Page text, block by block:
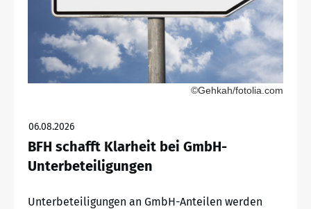
©Gehkah/fotolia.com
06.08.2026
BFH schafft Klarheit bei GmbH-
Unterbeteiligungen
Unterbeteiligungen an GmbH-Anteilen werden